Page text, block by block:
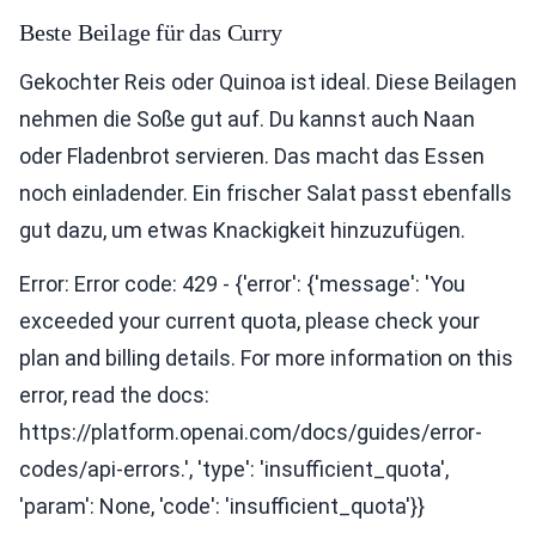
Beste Beilage für das Curry
Gekochter Reis oder Quinoa ist ideal. Diese Beilagen
nehmen die Soße gut auf. Du kannst auch Naan
oder Fladenbrot servieren. Das macht das Essen
noch einladender. Ein frischer Salat passt ebenfalls
gut dazu, um etwas Knackigkeit hinzuzufügen.
Error: Error code: 429 - {'error': {'message': 'You
exceeded your current quota, please check your
plan and billing details. For more information on this
error, read the docs:
https://platform.openai.com/docs/guides/error-
codes/api-errors.', 'type': 'insufficient_quota',
'param': None, 'code': 'insufficient_quota'}}